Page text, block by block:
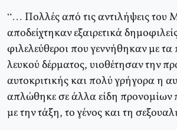
“… Πολλές από τις αντιλήψεις του
αποδείχτηκαν εξαιρετικά
φιλελεύθεροι που γεννήθηκαν με
λευκού δέρματος, υιοθέτησαν την
αυτοκριτικής και πολύ γρήγορα η
απλώθηκε σε άλλα είδη προνομίων
με την τάξη, το γένος και τη